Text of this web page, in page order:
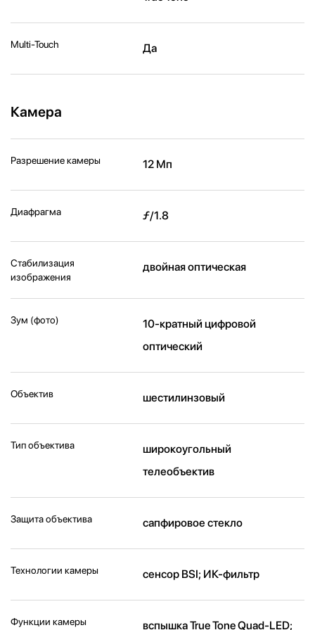
Multi-Touch Да
Камера
Разрешение камеры 12 Мп
Диафрагма ƒ/1.8
Стабилизация
изображения
двойная оптическая
Зум (фото)
10-кратный цифровой
оптический
Объектив шестилинзовый
Тип объектива
широкоугольный
телеобъектив
Защита объектива сапфировое стекло
Технологии камеры cенсор BSI; ИК-фильтр
Функции камеры вспышка True Tone Quad-LED;